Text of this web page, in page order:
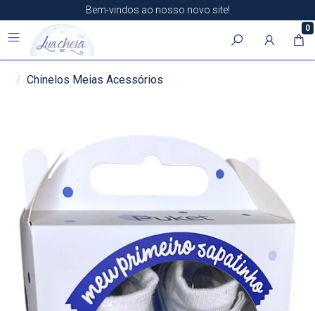
Bem-vindos ao nosso novo site!
0
Chinelos Meias Acessórios